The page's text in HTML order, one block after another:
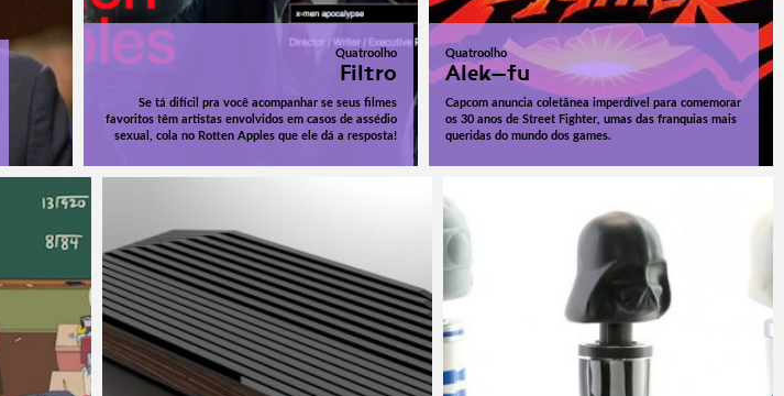
Quatroolho
Filtro
Se tá difícil pra você acompanhar se seus filmes
favoritos têm artistas envolvidos em casos de assédio
sexual, cola no Rotten Apples que ele dá a resposta!
Quatroolho
Alek-fu
Capcom anuncia coletânea imperdível para comemorar
os 30 anos de Street Fighter, umas das franquias mais
queridas do mundo dos games.